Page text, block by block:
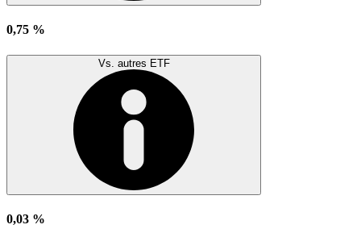
0,75 %
Vs. autres ETF
0,03 %